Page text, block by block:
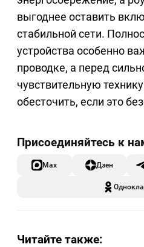
выгоднее оставить
стабильной сети.
устройства особенно
проводке, а перед
чувствительную
обесточить, если это
Max Дзен
Читайте также: